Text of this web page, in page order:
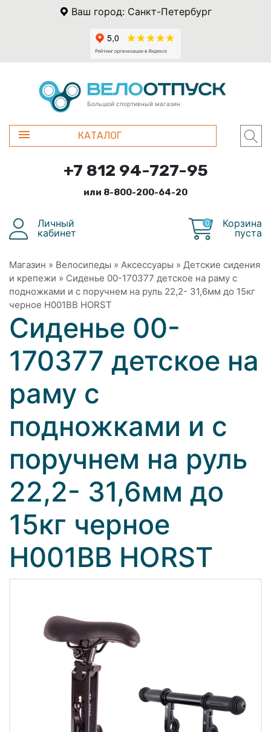
Ваш город: Санкт-Петербург
Большой спортивный магазин
КАТАЛОГ
+7 812 94-727-95
или 8-800-200-64-20
Личный
кабинет
0
Корзина
пуста
Магазин » Велосипеды » Аксессуары » Детские сидения
и крепежи » Сиденье 00-170377 детское на раму с
подножками и с поручнем на руль 22,2- 31,6мм до 15кг
черное H001BB HORST
Сиденье 00-
170377 детское на
раму с
подножками и с
поручнем на руль
22,2- 31,6мм до
15кг черное
H001BB HORST